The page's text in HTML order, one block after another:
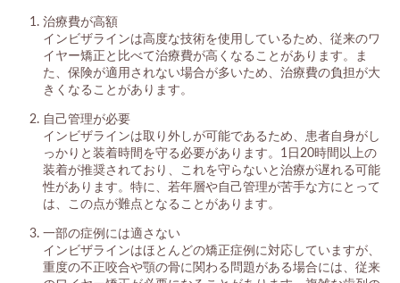
治療費が高額
インビザラインは高度な技術を使用しているため、従来のワ
イヤー矯正と比べて治療費が高くなることがあります。ま
た、保険が適用されない場合が多いため、治療費の負担が大
きくなることがあります。
自己管理が必要
インビザラインは取り外しが可能であるため、患者自身がし
っかりと装着時間を守る必要があります。1日20時間以上の
装着が推奨されており、これを守らないと治療が遅れる可能
性があります。特に、若年層や自己管理が苦手な方にとって
は、この点が難点となることがあります。
一部の症例には適さない
インビザラインはほとんどの矯正症例に対応していますが、
重度の不正咬合や顎の骨に関わる問題がある場合には、従来